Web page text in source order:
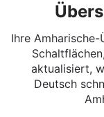
Ihre
aktualisiert,